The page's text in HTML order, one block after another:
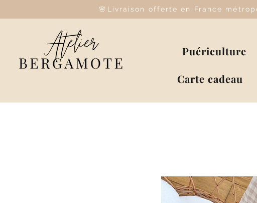
🌸Livraison offerte en France
Puériculture
Carte cadeau